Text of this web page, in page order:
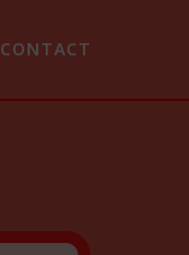
CONTACT